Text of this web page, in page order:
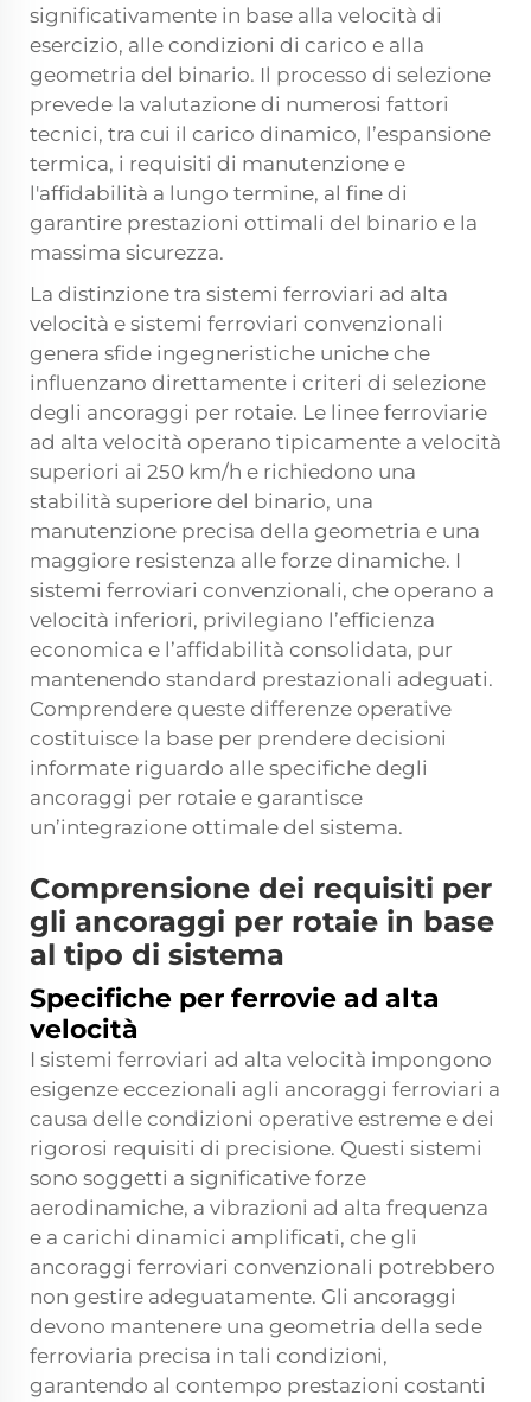
significativamente in base alla velocità di
esercizio, alle condizioni di carico e alla
geometria del binario. Il processo di selezione
prevede la valutazione di numerosi fattori
tecnici, tra cui il carico dinamico, l’espansione
termica, i requisiti di manutenzione e
l'affidabilità a lungo termine, al fine di
garantire prestazioni ottimali del binario e la
massima sicurezza.
La distinzione tra sistemi ferroviari ad alta
velocità e sistemi ferroviari convenzionali
genera sfide ingegneristiche uniche che
influenzano direttamente i criteri di selezione
degli ancoraggi per rotaie. Le linee ferroviarie
ad alta velocità operano tipicamente a velocità
superiori ai 250 km/h e richiedono una
stabilità superiore del binario, una
manutenzione precisa della geometria e una
maggiore resistenza alle forze dinamiche. I
sistemi ferroviari convenzionali, che operano a
velocità inferiori, privilegiano l’efficienza
economica e l’affidabilità consolidata, pur
mantenendo standard prestazionali adeguati.
Comprendere queste differenze operative
costituisce la base per prendere decisioni
informate riguardo alle specifiche degli
ancoraggi per rotaie e garantisce
un’integrazione ottimale del sistema.
Comprensione dei requisiti per
gli ancoraggi per rotaie in base
al tipo di sistema
Specifiche per ferrovie ad alta
velocità
I sistemi ferroviari ad alta velocità impongono
esigenze eccezionali agli ancoraggi ferroviari a
causa delle condizioni operative estreme e dei
rigorosi requisiti di precisione. Questi sistemi
sono soggetti a significative forze
aerodinamiche, a vibrazioni ad alta frequenza
e a carichi dinamici amplificati, che gli
ancoraggi ferroviari convenzionali potrebbero
non gestire adeguatamente. Gli ancoraggi
devono mantenere una geometria della sede
ferroviaria precisa in tali condizioni,
garantendo al contempo prestazioni costanti